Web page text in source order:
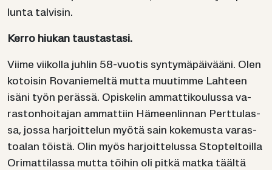
lunta tal­vi­sin.
Kerro hiu­kan taus­tas­ta­si.
Viime vii­kol­la juh­lin 58-​vuotis syn­ty­mä­päi­vää­ni. Olen
ko­toi­sin Ro­va­nie­mel­tä mutta muu­tim­me Lah­teen
isäni työn pe­räs­sä. Opis­ke­lin am­mat­ti­kou­lus­sa va­
ras­ton­hoi­ta­jan am­mat­tiin Hä­meen­lin­nan Pert­tu­las­
sa, jossa har­joit­te­lun myötä sain ko­ke­mus­ta va­ras­
toa­lan töis­tä. Olin myös har­joit­te­lus­sa Stop­tel­toil­la
Ori­mat­ti­las­sa mutta töi­hin oli pitkä matka tääl­tä